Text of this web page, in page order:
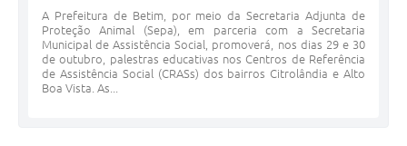
A Prefeitura de Betim, por meio da Secretaria Adjunta de
Proteção Animal (Sepa), em parceria com a Secretaria
Municipal de Assistência Social, promoverá, nos dias 29 e 30
de outubro, palestras educativas nos Centros de Referência
de Assistência Social (CRASs) dos bairros Citrolândia e Alto
Boa Vista. As...